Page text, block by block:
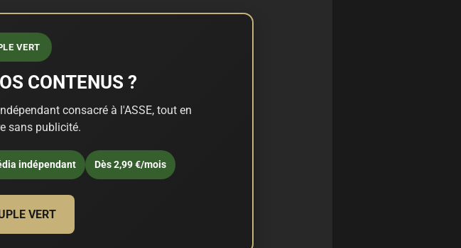
VERT
CONTENUS ?
consacré à l'ASSE, tout en
sans publicité.
indépendant Dès 2,99 €/mois
VERT